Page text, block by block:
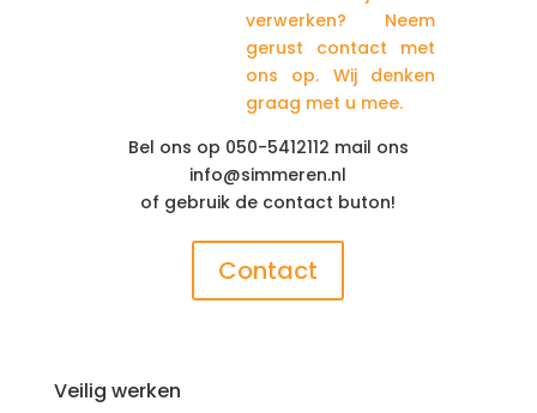
verwerken? Neem
gerust contact met
ons op. Wij denken
graag met u mee.
Bel ons op 050-5412112 mail ons
info@simmeren.nl
of gebruik de contact buton!
Contact
Veilig werken